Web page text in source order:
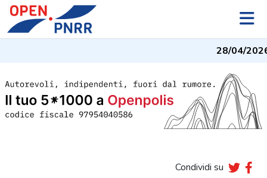
28/04/2026
Condividi su